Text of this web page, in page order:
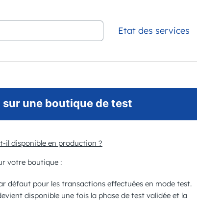
Etat des services
une boutique de test
il disponible en production ?
votre boutique :
défaut pour les transactions effectuées en mode test.
disponible une fois la phase de test validée et la